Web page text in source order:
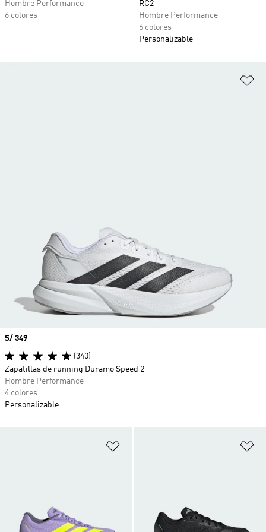
Hombre Performance
6 colores
RC2
Hombre Performance
6 colores
Personalizable
Precio
S/ 349
(340)
Zapatillas de running Duramo Speed 2
Hombre Performance
4 colores
Personalizable